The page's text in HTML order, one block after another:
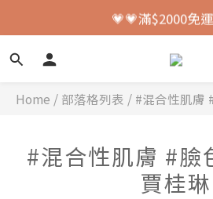
💗💗加入會員送150元
💗💗滿$2000免
💗💗加入會員送150元
Home / 部落格列表 / #混合性肌膚
#混合性肌膚 #臉
賈桂琳